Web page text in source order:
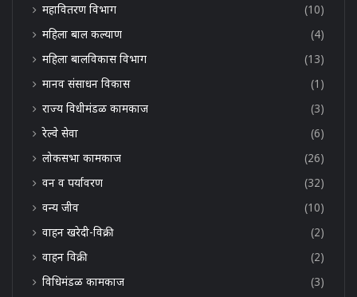
महावितरण विभाग
(10)
महिला बाल कल्याण
(4)
महिला बालविकास विभाग
(13)
मानव संसाधन विकास
(1)
राज्य विधीमंडळ कामकाज
(3)
रेल्वे सेवा
(6)
लोकसभा कामकाज
(26)
वन व पर्यावरण
(32)
वन्य जीव
(10)
वाहन खरेदी-विक्री
(2)
वाहन विक्री
(2)
विधिमंडळ कामकाज
(3)